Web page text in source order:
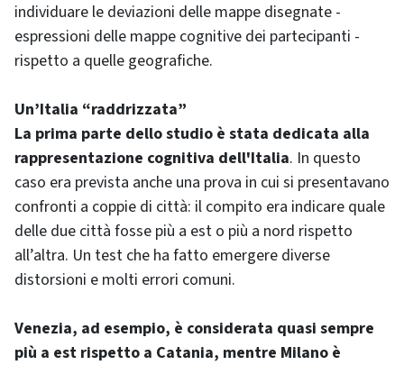
individuare le deviazioni delle mappe disegnate -
espressioni delle mappe cognitive dei partecipanti -
rispetto a quelle geografiche.
Un’Italia “raddrizzata”
La prima parte dello studio è stata dedicata alla
rappresentazione cognitiva dell'Italia. In questo
caso era prevista anche una prova in cui si presentavano
confronti a coppie di città: il compito era indicare quale
delle due città fosse più a est o più a nord rispetto
all’altra. Un test che ha fatto emergere diverse
distorsioni e molti errori comuni.
Venezia, ad esempio, è considerata quasi sempre
più a est rispetto a Catania, mentre Milano è